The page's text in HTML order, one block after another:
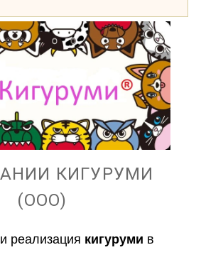
КИГУРУМИ
(ООО)
реализация кигуруми в